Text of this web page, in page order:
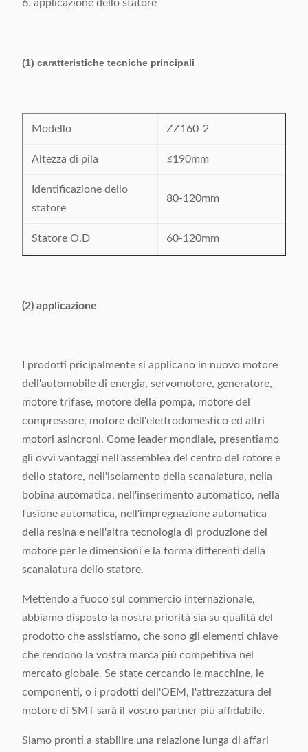
6. applicazione dello statore
(1) caratteristiche tecniche principali
Modello ZZ160-2
Altezza di pila ≤190mm
Identificazione dello
statore
80-120mm
Statore O.D 60-120mm
Peso a macchina Circa 1000kg
Dimensione a macchina
(LxWxH)
1610x 1100x 2310mm
(2) applicazione
I prodotti pricipalmente si applicano in nuovo motore
dell'automobile di energia, servomotore, generatore,
motore trifase, motore della pompa, motore del
compressore, motore dell'elettrodomestico ed altri
motori asincroni. Come leader mondiale, presentiamo
gli ovvi vantaggi nell'assemblea del centro del rotore e
dello statore, nell'isolamento della scanalatura, nella
bobina automatica, nell'inserimento automatico, nella
fusione automatica, nell'impregnazione automatica
della resina e nell'altra tecnologia di produzione del
motore per le dimensioni e la forma differenti della
scanalatura dello statore.
Mettendo a fuoco sul commercio internazionale,
abbiamo disposto la nostra priorità sia su qualità del
prodotto che assistiamo, che sono gli elementi chiave
che rendono la vostra marca più competitiva nel
mercato globale. Se state cercando le macchine, le
componenti, o i prodotti dell'OEM, l'attrezzatura del
motore di SMT sarà il vostro partner più affidabile.
Siamo pronti a stabilire una relazione lunga di affari